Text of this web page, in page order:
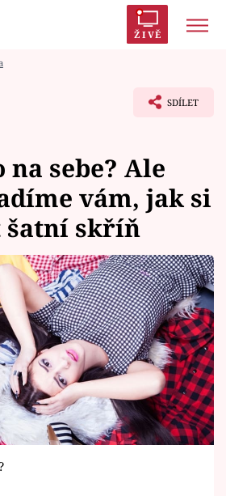
ŽIVĚ
Karlovy Vary
SDÍLET
na sebe? Ale
vám, jak si
šatní skříň